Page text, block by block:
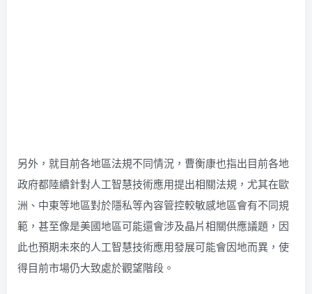
另外，就目前各地區法規不同情況，曹衡康也指出目前各地
政府都陸續針對人工智慧技術應用提出相關法規，尤其在歐
洲、中東等地區對於隱私等內容管控較敏感地區會有不同規
範，甚至像是美國地區可能還會涉及晶片相關供應議題，因
此也預期未來的人工智慧技術應用發展可能會因地而異，使
得目前市場仍大致處於觀望階段。